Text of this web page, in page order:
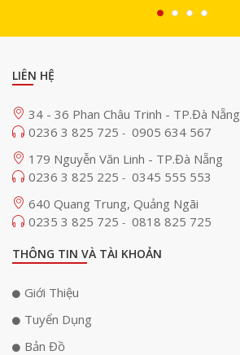
LIÊN HỆ
34 - 36 Phan Châu Trinh - TP.Đà Nẵng
0236 3 825 725 - 0905 634 567
179 Nguyễn Văn Linh - TP.Đà Nẵng
0236 3 825 225 - 0345 555 553
640 Quang Trung, Quảng Ngãi
0235 3 825 725 - 0818 825 725
THÔNG TIN VÀ TÀI KHOẢN
Giới Thiệu
Tuyển Dụng
Bản Đồ